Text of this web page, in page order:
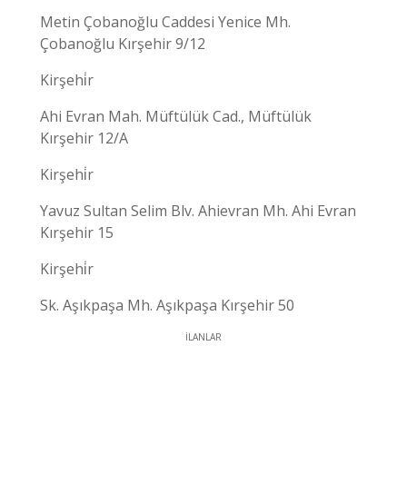
Metin Çobanoğlu Caddesi Yenice Mh.
Çobanoğlu Kırşehir 9/12
Kirşehi̇r
Ahi Evran Mah. Müftülük Cad., Müftülük
Kırşehir 12/A
Kirşehi̇r
Yavuz Sultan Selim Blv. Ahievran Mh. Ahi Evran
Kırşehir 15
Kirşehi̇r
Sk. Aşıkpaşa Mh. Aşıkpaşa Kırşehir 50
İLANLAR